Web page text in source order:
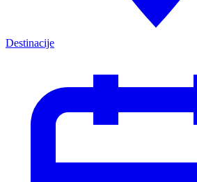
Destinacije